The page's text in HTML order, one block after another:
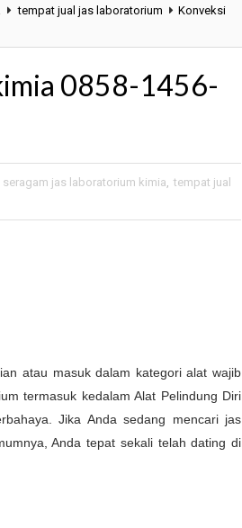
tempat jual jas laboratorium
Konveksi
0858-1456-
seragam jas laboratorium kimia, tempat jual
atau masuk dalam kategori alat wajib
termasuk kedalam Alat Pelindung Diri
Jika Anda sedang mencari jas
Anda tepat sekali telah dating di